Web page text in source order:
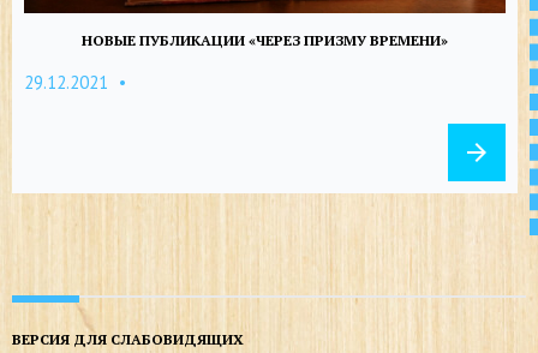
НОВЫЕ ПУБЛИКАЦИИ «ЧЕРЕЗ ПРИЗМУ ВРЕМЕНИ»
29.12.2021
arrow_forward
ВЕРСИЯ ДЛЯ СЛАБОВИДЯЩИХ